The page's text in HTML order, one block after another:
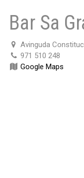
Bar Sa
Avinguda
971 510 248
Google Maps